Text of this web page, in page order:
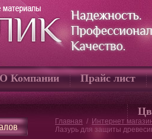
Компании Прайс лист
Главная / Интернет
Лазурь для защиты